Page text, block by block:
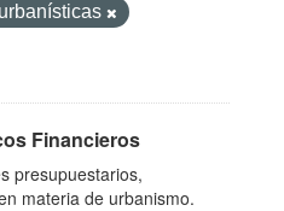
Financieros
presupuestarios,
materia de urbanismo.